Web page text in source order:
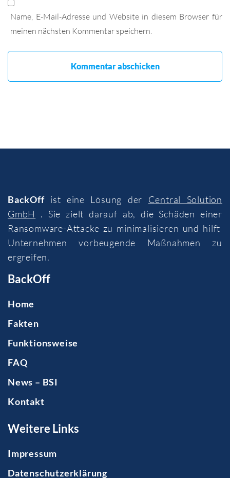
Name, E-Mail-Adresse und Website in diesem Browser für
meinen nächsten Kommentar speichern.
BackOffist eine Lösung der Central Solution
GmbH
. Sie zielt darauf ab, die Schäden einer
Ransomware-Attacke zu minimalisieren und hilft
Unternehmen vorbeugende Maßnahmen zu
ergreifen.
BackOff
Home
Fakten
Funktionsweise
FAQ
News – BSI
Kontakt
Weitere Links
Impressum
Datenschutzerklärung